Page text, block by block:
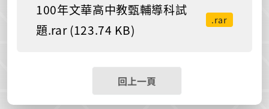
100年文華高中教甄輔導科試
題.rar (123.74 KB)
.rar
回上一頁